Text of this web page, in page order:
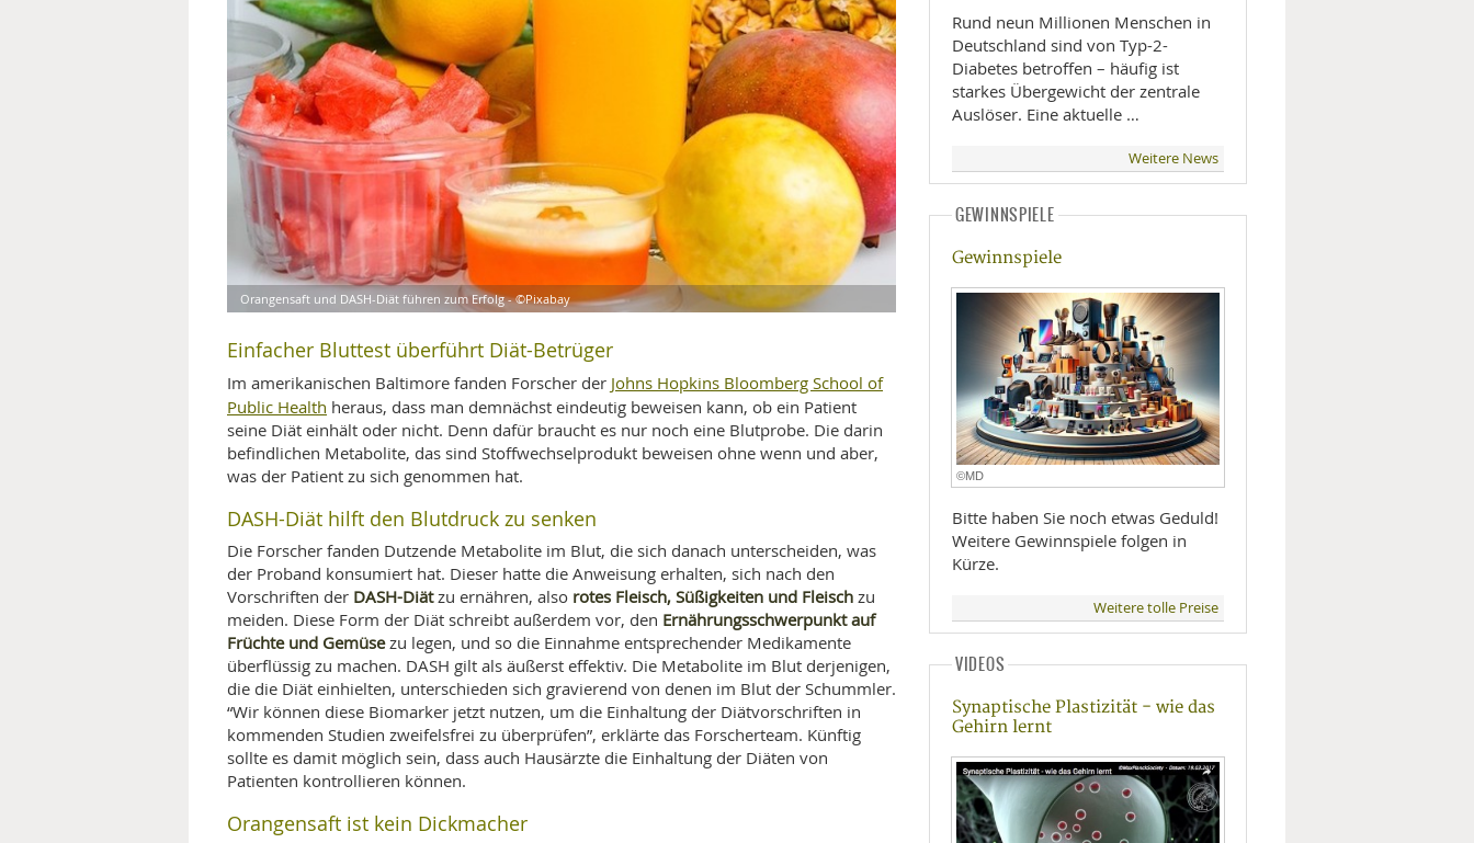
MUND UND ZÄHNE
PRÄVENTION UND ALTER
SYMPTOME UND DIAGNOSE
VITAMINE UND MINERALSTOFFE
WISSENSCHAFT UND FORSCHUNG
Orangensaft und DASH-Diät führen zum Erfolg - ©Pixabay
Einfacher Bluttest überführt Diät-Betrüger
Im amerikanischen Baltimore fanden Forscher der Johns Hopkins Bloomberg School of
Public Health heraus, dass man demnächst eindeutig beweisen kann, ob ein Patient
seine Diät einhält oder nicht. Denn dafür braucht es nur noch eine Blutprobe. Die darin
befindlichen Metabolite, das sind Stoffwechselprodukt beweisen ohne wenn und aber,
was der Patient zu sich genommen hat.
DASH-Diät hilft den Blutdruck zu senken
Die Forscher fanden Dutzende Metabolite im Blut, die sich danach unterscheiden, was
der Proband konsumiert hat. Dieser hatte die Anweisung erhalten, sich nach den
Vorschriften der DASH-Diätzu ernähren, also rotes Fleisch, Süßigkeiten und Fleisch zu
meiden. Diese Form der Diät schreibt außerdem vor, den Ernährungsschwerpunkt auf
Früchte und Gemüsezu legen, und so die Einnahme entsprechender Medikamente
überflüssig zu machen. DASH gilt als äußerst effektiv. Die Metabolite im Blut derjenigen,
die die Diät einhielten, unterschieden sich gravierend von denen im Blut der Schummler.
“Wir können diese Biomarker jetzt nutzen, um die Einhaltung der Diätvorschriften in
kommenden Studien zweifelsfrei zu überprüfen”, erklärte das Forscherteam. Künftig
sollte es damit möglich sein, dass auch Hausärzte die Einhaltung der Diäten von
Patienten kontrollieren können.
Orangensaft ist kein Dickmacher
Rund neun Millionen Menschen in
Deutschland sind von Typ-2-
Diabetes betroffen – häufig ist
starkes Übergewicht der zentrale
Auslöser. Eine aktuelle …
Weitere News
GEWINNSPIELE
Gewinnspiele
©MD
Bitte haben Sie noch etwas Geduld!
Weitere Gewinnspiele folgen in
Kürze.
Weitere tolle Preise
VIDEOS
Synaptische Plastizität - wie das
Gehirn lernt